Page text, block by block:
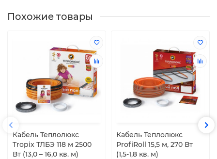
Похожие товары
Кабель Теплолюкс
Tropix ТЛБЭ 118 м 2500
Вт (13,0 – 16,0 кв. м)
Кабель Теплолюкс
ProfiRoll 15,5 м, 270 Вт
(1,5-1,8 кв. м)